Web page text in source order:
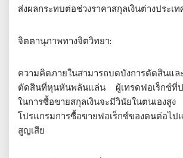
ส่งผลกระทบต่อช่วงราคาสกุลเงินต่างประเ
จิตตานุภาพทางจิตวิทยา:
ความคิดภายในสามารถบดบังการตัดสินแล
ตัดสินที่หุนหันพลันแล่น ผู้เทรดฟอเร็กซ์ที่ป
ในการซื้อขายสกุลเงินจะมีวินัยในตนเอ
โปรแกรมการซื้อขายฟอเร็กซ์ของตนต่อไป
สูญเสีย